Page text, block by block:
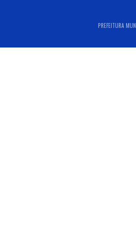
PREFEITURA